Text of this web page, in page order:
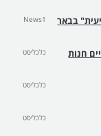
בבאר
News1
חנות
כלכליסט
כלכליסט
כלכליסט